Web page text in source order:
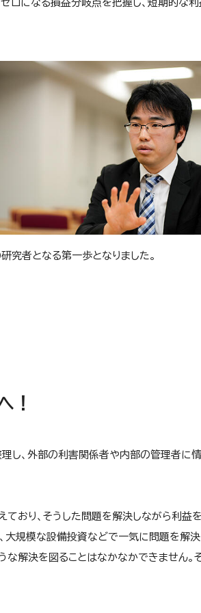
ロになる損益分岐点を把握し、短期的な
究者となる第一歩となりました。
！
理し、外部の利害関係者や内部の管理者に
おり、そうした問題を解決しながら利益
大規模な設備投資などで一気に問題を解
解決を図ることはなかなかできません。